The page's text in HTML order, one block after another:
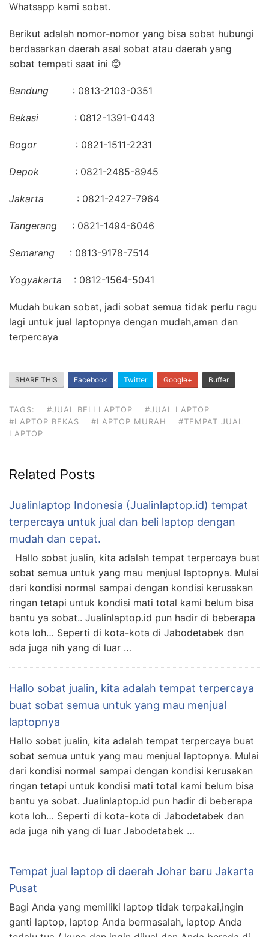
Whatsapp kami sobat.
Berikut adalah nomor-nomor yang bisa sobat hubungi
berdasarkan daerah asal sobat atau daerah yang
sobat tempati saat ini 😊
Bandung : 0813-2103-0351
Bekasi : 0812-1391-0443
Bogor : 0821-1511-2231
Depok : 0821-2485-8945
Jakarta : 0821-2427-7964
Tangerang : 0821-1494-6046
Semarang : 0813-9178-7514
Yogyakarta : 0812-1564-5041
Mudah bukan sobat, jadi sobat semua tidak perlu ragu
lagi untuk jual laptopnya dengan mudah,aman dan
terpercaya
SHARE THIS Facebook Twitter Google+ Buffer
TAGS: #JUAL BELI LAPTOP
#JUAL LAPTOP
#LAPTOP BEKAS
#LAPTOP MURAH
#TEMPAT JUAL
LAPTOP
Related Posts
Jualinlaptop Indonesia (Jualinlaptop.id) tempat
terpercaya untuk jual dan beli laptop dengan
mudah dan cepat.
Hallo sobat jualin, kita adalah tempat terpercaya buat
sobat semua untuk yang mau menjual laptopnya. Mulai
dari kondisi normal sampai dengan kondisi kerusakan
ringan tetapi untuk kondisi mati total kami belum bisa
bantu ya sobat.. Jualinlaptop.id pun hadir di beberapa
kota loh… Seperti di kota-kota di Jabodetabek dan
ada juga nih yang di luar …
Hallo sobat jualin, kita adalah tempat terpercaya
buat sobat semua untuk yang mau menjual
laptopnya
Hallo sobat jualin, kita adalah tempat terpercaya buat
sobat semua untuk yang mau menjual laptopnya. Mulai
dari kondisi normal sampai dengan kondisi kerusakan
ringan tetapi untuk kondisi mati total kami belum bisa
bantu ya sobat. Jualinlaptop.id pun hadir di beberapa
kota loh… Seperti di kota-kota di Jabodetabek dan
ada juga nih yang di luar Jabodetabek …
Tempat jual laptop di daerah Johar baru Jakarta
Pusat
Bagi Anda yang memiliki laptop tidak terpakai,ingin
ganti laptop, laptop Anda bermasalah, laptop Anda